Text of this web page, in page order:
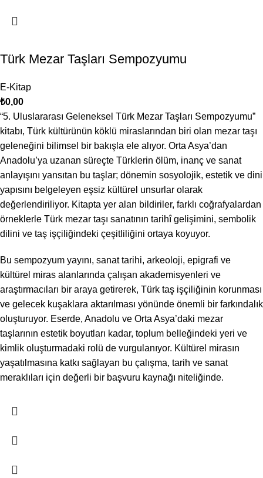
Türk Mezar Taşları Sempozyumu
E-Kitap
₺0,00
“5. Uluslararası Geleneksel Türk Mezar Taşları Sempozyumu”
kitabı, Türk kültürünün köklü miraslarından biri olan mezar taşı
geleneğini bilimsel bir bakışla ele alıyor. Orta Asya’dan
Anadolu’ya uzanan süreçte Türklerin ölüm, inanç ve sanat
anlayışını yansıtan bu taşlar; dönemin sosyolojik, estetik ve dini
yapısını belgeleyen eşsiz kültürel unsurlar olarak
değerlendiriliyor. Kitapta yer alan bildiriler, farklı coğrafyalardan
örneklerle Türk mezar taşı sanatının tarihî gelişimini, sembolik
dilini ve taş işçiliğindeki çeşitliliğini ortaya koyuyor.
Bu sempozyum yayını, sanat tarihi, arkeoloji, epigrafi ve
kültürel miras alanlarında çalışan akademisyenleri ve
araştırmacıları bir araya getirerek, Türk taş işçiliğinin korunması
ve gelecek kuşaklara aktarılması yönünde önemli bir farkındalık
oluşturuyor. Eserde, Anadolu ve Orta Asya’daki mezar
taşlarının estetik boyutları kadar, toplum belleğindeki yeri ve
kimlik oluşturmadaki rolü de vurgulanıyor. Kültürel mirasın
yaşatılmasına katkı sağlayan bu çalışma, tarih ve sanat
meraklıları için değerli bir başvuru kaynağı niteliğinde.